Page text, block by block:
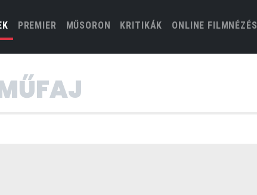
(CURRENT)
PREMIER MŰSORON KRITIKÁK ONLINE FILMNÉZÉS